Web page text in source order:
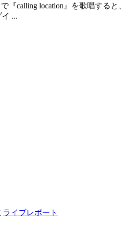
『calling location』を歌唱すると、
...
ライブレポート